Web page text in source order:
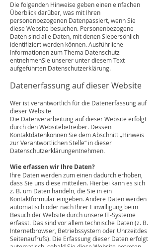
Die folgenden Hinweise geben einen einfachen
Überblick darüber, was mit Ihren
personenbezogenen Datenpassiert, wenn Sie
diese Website besuchen. Personenbezogene
Daten sind alle Daten, mit denen Siepersönlich
identifiziert werden können. Ausführliche
Informationen zum Thema Datenschutz
entnehmenSie unserer unter diesem Text
aufgeführten Datenschutzerklärung.
Datenerfassung auf dieser Website
Wer ist verantwortlich für die Datenerfassung auf
dieser Website
Die Datenverarbeitung auf dieser Website erfolgt
durch den Websitebetreiber. Dessen
Kontaktdatenkönnen Sie dem Abschnitt „Hinweis
zur Verantwortlichen Stelle“ in dieser
Datenschutzerklärungentnehmen.
Wie erfassen wir Ihre Daten?
Ihre Daten werden zum einen dadurch erhoben,
dass Sie uns diese mitteilen. Hierbei kann es sich
z. B. um Daten handeln, die Sie in ein
Kontaktformular eingeben. Andere Daten werden
automatisch oder nach Ihrer Einwilligung beim
Besuch der Website durch unsere IT-Systeme
erfasst. Das sind vor allem technische Daten (z. B.
Internetbrowser, Betriebssystem oder Uhrzeitdes
Seitenaufrufs). Die Erfassung dieser Daten erfolgt